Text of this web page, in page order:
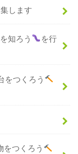
します
知ろう
を行
をつくろう
をつくろう